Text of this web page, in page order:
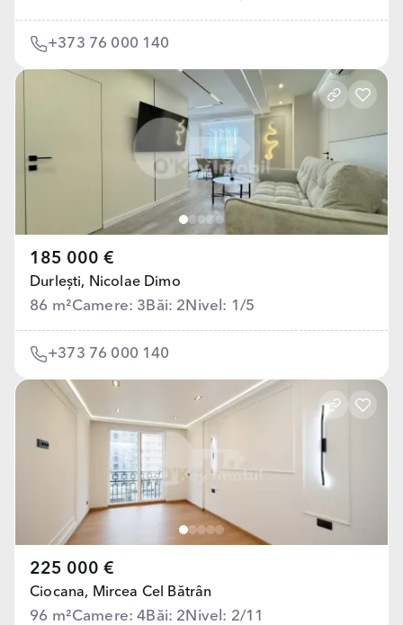
+373 76 000 140
185 000 €
Durlești, Nicolae Dimo
86 m²Camere: 3 Băi: 2 Nivel: 1/5
+373 76 000 140
225 000 €
Ciocana, Mircea Cel Bătrân
96 m²Camere: 4Băi: 2 Nivel: 2/11